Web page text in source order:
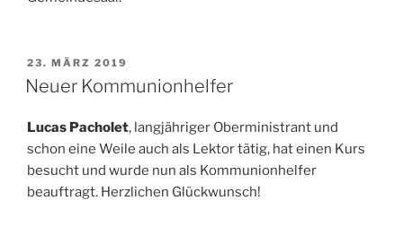
VERÖFFENTLICHT
AM
23. MÄRZ 2019
Neuer Kommunionhelfer
Lucas Pacholet, langjähriger Oberministrant und
schon eine Weile auch als Lektor tätig, hat einen Kurs
besucht und wurde nun als Kommunionhelfer
beauftragt. Herzlichen Glückwunsch!